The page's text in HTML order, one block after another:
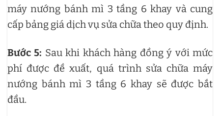
máy nướng bánh mì 3 tầng 6 khay và cung
cấp bảng giá dịch vụ sửa chữa theo quy định.
Bước 5: Sau khi khách hàng đồng ý với mức
phí được đề xuất, quá trình sửa chữa máy
nướng bánh mì 3 tầng 6 khay sẽ được bắt
đầu.